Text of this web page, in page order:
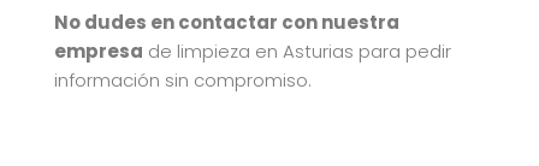
No dudes en contactar con nuestra
empresa de limpieza en Asturias para pedir
información sin compromiso.